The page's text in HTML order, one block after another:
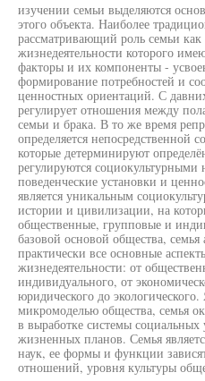
изучении семьи выделяются
этого объекта. Наиболее
рассматривающий роль семьи как
жизнедеятельности которого
факторы и их компоненты -
формирование потребностей и
ценностных ориентаций. С
регулирует отношения между
семьи и брака. В то же время
определяется непосредственной
которые детерминируют
регулируются
поведенческие установки и
является уникальным
истории и цивилизации, на
общественные, групповые и
базовой основой общества, семья
практически все основные
жизнедеятельности: от
индивидуального, от
юридического до
микромоделью общества, семья
в выработке системы
жизненных планов. Семья
наук, ее формы и функции
отношений, уровня культуры